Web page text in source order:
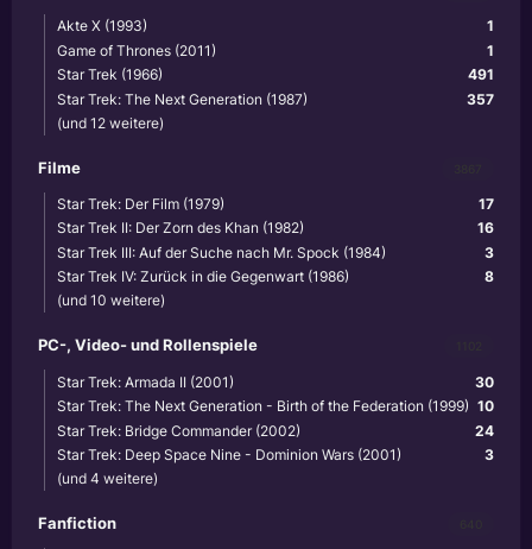
1
Akte X (1993)
1
Game of Thrones (2011)
491
Star Trek (1966)
357
Star Trek: The Next Generation (1987)
(und 12 weitere)
Filme
17
Star Trek: Der Film (1979)
16
Star Trek II: Der Zorn des Khan (1982)
3
Star Trek III: Auf der Suche nach Mr. Spock (1984)
8
Star Trek IV: Zurück in die Gegenwart (1986)
(und 10 weitere)
PC-, Video- und Rollenspiele
30
Star Trek: Armada II (2001)
10
Star Trek: The Next Generation - Birth of the Federation (1999)
24
Star Trek: Bridge Commander (2002)
3
Star Trek: Deep Space Nine - Dominion Wars (2001)
(und 4 weitere)
Fanfiction